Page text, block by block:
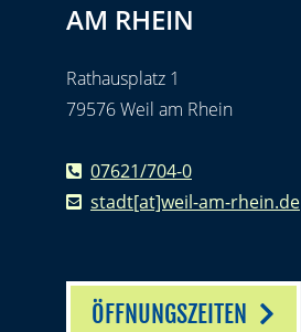
AM RHEIN
Rathausplatz 1
79576 Weil am Rhein
07621/704-0
stadt[at]weil-am-rhein.de
ÖFFNUNGSZEITEN